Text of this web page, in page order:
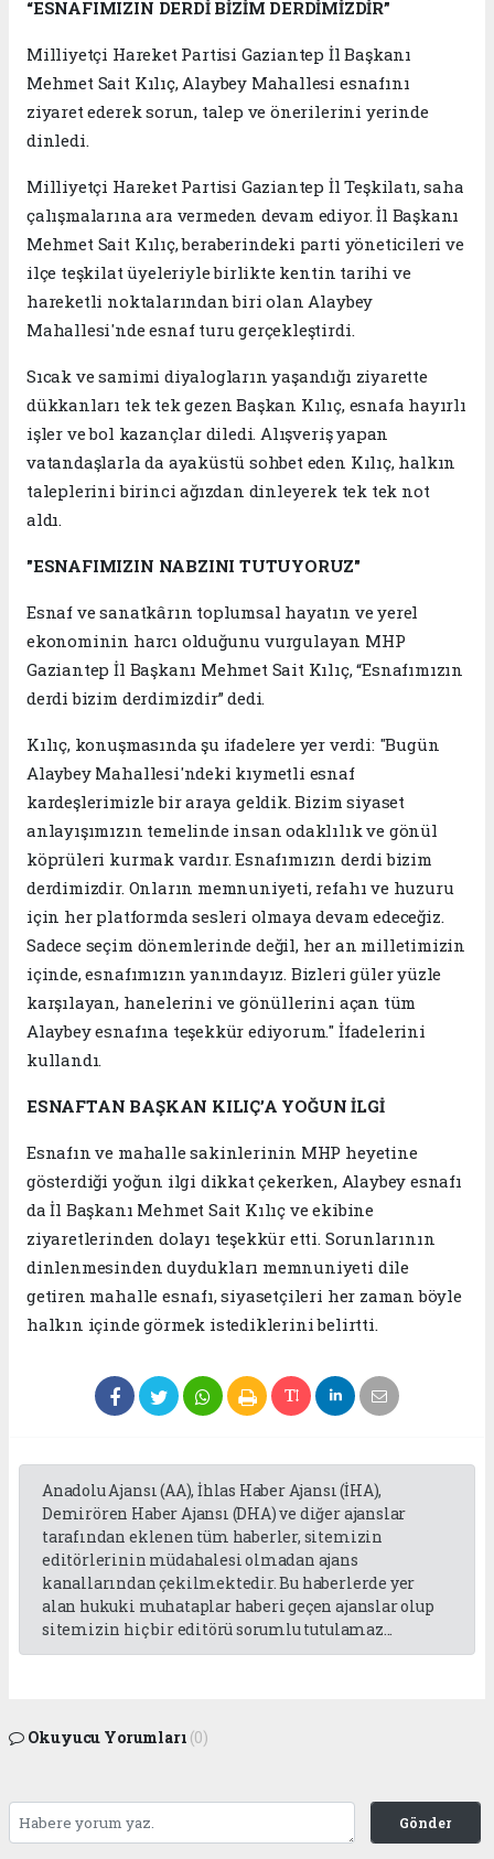
“ESNAFIMIZIN DERDİ BİZİM DERDİMİZDİR”
Milliyetçi Hareket Partisi Gaziantep İl Başkanı
Mehmet Sait Kılıç, Alaybey Mahallesi esnafını
ziyaret ederek sorun, talep ve önerilerini yerinde
dinledi.
Milliyetçi Hareket Partisi Gaziantep İl Teşkilatı, saha
çalışmalarına ara vermeden devam ediyor. İl Başkanı
Mehmet Sait Kılıç, beraberindeki parti yöneticileri ve
ilçe teşkilat üyeleriyle birlikte kentin tarihi ve
hareketli noktalarından biri olan Alaybey
Mahallesi'nde esnaf turu gerçekleştirdi.
Sıcak ve samimi diyalogların yaşandığı ziyarette
dükkanları tek tek gezen Başkan Kılıç, esnafa hayırlı
işler ve bol kazançlar diledi. Alışveriş yapan
vatandaşlarla da ayaküstü sohbet eden Kılıç, halkın
taleplerini birinci ağızdan dinleyerek tek tek not
aldı.
"ESNAFIMIZIN NABZINI TUTUYORUZ"
Esnaf ve sanatkârın toplumsal hayatın ve yerel
ekonominin harcı olduğunu vurgulayan MHP
Gaziantep İl Başkanı Mehmet Sait Kılıç, “Esnafımızın
derdi bizim derdimizdir” dedi.
Kılıç, konuşmasında şu ifadelere yer verdi: "Bugün
Alaybey Mahallesi'ndeki kıymetli esnaf
kardeşlerimizle bir araya geldik. Bizim siyaset
anlayışımızın temelinde insan odaklılık ve gönül
köprüleri kurmak vardır. Esnafımızın derdi bizim
derdimizdir. Onların memnuniyeti, refahı ve huzuru
için her platformda sesleri olmaya devam edeceğiz.
Sadece seçim dönemlerinde değil, her an milletimizin
içinde, esnafımızın yanındayız. Bizleri güler yüzle
karşılayan, hanelerini ve gönüllerini açan tüm
Alaybey esnafına teşekkür ediyorum." İfadelerini
kullandı.
ESNAFTAN BAŞKAN KILIÇ’A YOĞUN İLGİ
Esnafın ve mahalle sakinlerinin MHP heyetine
gösterdiği yoğun ilgi dikkat çekerken, Alaybey esnafı
da İl Başkanı Mehmet Sait Kılıç ve ekibine
ziyaretlerinden dolayı teşekkür etti. Sorunlarının
dinlenmesinden duydukları memnuniyeti dile
getiren mahalle esnafı, siyasetçileri her zaman böyle
halkın içinde görmek istediklerini belirtti.
Anadolu Ajansı (AA), İhlas Haber Ajansı (İHA),
Demirören Haber Ajansı (DHA) ve diğer ajanslar
tarafından eklenen tüm haberler, sitemizin
editörlerinin müdahalesi olmadan ajans
kanallarından çekilmektedir. Bu haberlerde yer
alan hukuki muhataplar haberi geçen ajanslar olup
sitemizin hiç bir editörü sorumlu tutulamaz...
Okuyucu Yorumları (0)
Gönder